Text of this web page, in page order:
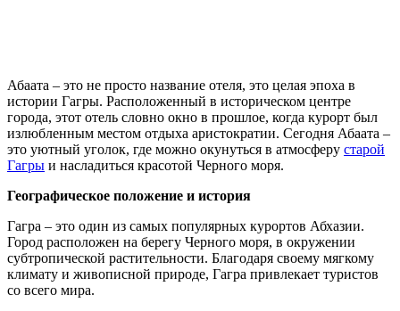
Абаата – это не просто название отеля, это целая эпоха в
истории Гагры. Расположенный в историческом центре
города, этот отель словно окно в прошлое, когда курорт был
излюбленным местом отдыха аристократии. Сегодня Абаата –
это уютный уголок, где можно окунуться в атмосферу старой
Гагры и насладиться красотой Черного моря.
Географическое положение и история
Гагра – это один из самых популярных курортов Абхазии.
Город расположен на берегу Черного моря, в окружении
субтропической растительности. Благодаря своему мягкому
климату и живописной природе, Гагра привлекает туристов
со всего мира.